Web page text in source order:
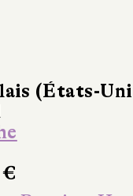
(États-
€